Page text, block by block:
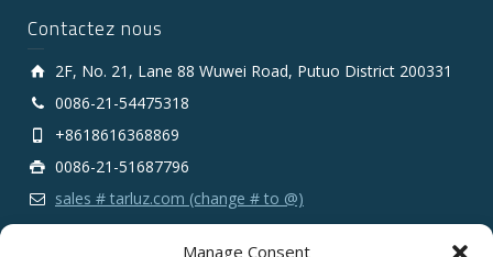
Manage Consent
Contactez nous
2F, No. 21, Lane 88 Wuwei Road, Putuo District 200331
0086-21-54475318
+8618616368869
0086-21-51687796
sales # tarluz.com (change # to @)